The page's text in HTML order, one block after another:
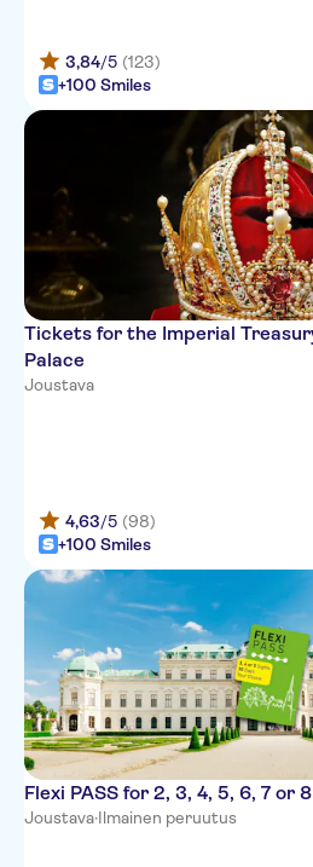
3,84/5 (123)
+100 Smiles
Tickets for the Imperial
Palace
Joustava
4,63/5 (98)
+100 Smiles
Flexi PASS for 2, 3, 4, 5, 6, 7 or
Joustava·Ilmainen peruutus